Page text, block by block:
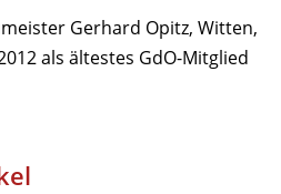
Gerhard Opitz, Witten,
als ältestes GdO-Mitglied